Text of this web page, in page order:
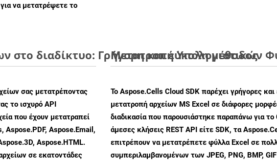
για να μετατρέψετε το
στο διαδίκτυο: Γρήγορη και εύκολη μέθοδος
σας μετατρέποντας
το ισχυρό API
που έχουν μετατραπεί
Aspose.PDF, Aspose.Email,
Aspose.HTML.
σε εκατοντάδες
Μετατροπή Υπολογιστικών
Το Aspose.Cells Cloud SDK παρέχει γρήγορες και
μετατροπή αρχείων MS Excel σε διάφορες
διαδικασία που παρουσιάστηκε παραπάνω για το
άμεσες κλήσεις REST API είτε SDK, τα
επιτρέπουν να μετατρέπετε φύλλα Excel σε
συμπεριλαμβανομένων των JPEG, PNG, BMP, GIF